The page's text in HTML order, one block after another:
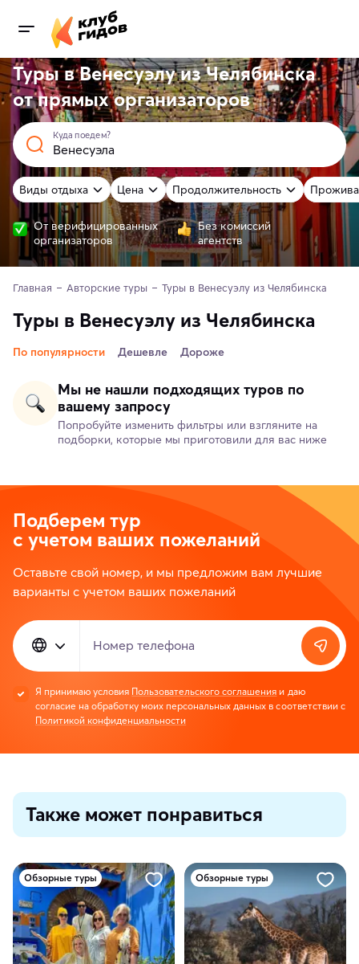
Туры в Венесуэлу из Челябинска
отпрямыхорганизаторов
Куда поедем?
Виды отдыха Цена Продолжительность
От верифицированных
организаторов
Без комиссий
агентств
Главная Авторские туры Туры в Венесуэлу из Челябинска
Туры в Венесуэлу из Челябинска
По популярности Дешевле Дороже
Мы не нашли подходящих туров по
вашему запросу
Попробуйте изменить фильтры или взгляните на
подборки, которые мы приготовили для вас ниже
Подберем тур
с учетом ваших пожеланий
Оставьте свой номер, и мы предложим вам лучшие
варианты с учетом ваших пожеланий
Номер телефона
Я принимаю условия Пользовательского соглашения и даю
согласие на обработку моих персональных данных в соответствии с
Политикой конфиденциальности
Также может понравиться
Обзорные туры Обзорные туры